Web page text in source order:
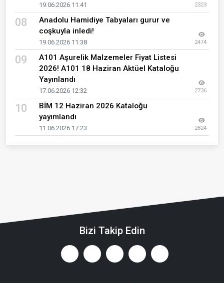
19.06.2026 11:41 2323
08
Anadolu Hamidiye Tabyaları gurur ve
coşkuyla inledi!
19.06.2026 11:38 2474
09
A101 Aşurelik Malzemeler Fiyat Listesi
2026! A101 18 Haziran Aktüel Kataloğu
Yayınlandı
17.06.2026 12:32 2736
10
BİM 12 Haziran 2026 Kataloğu
yayımlandı
11.06.2026 17:23 2824
Bizi Takip Edin